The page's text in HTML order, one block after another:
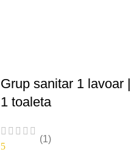
Grup sanitar 1 lavoar |
1 toaleta
5
(1)